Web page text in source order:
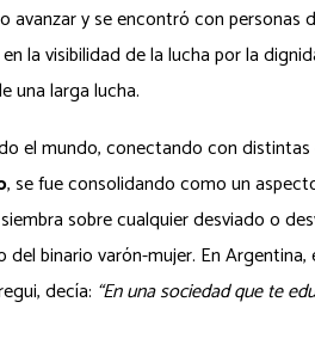
avanzar y se encontró con personas
la visibilidad de la lucha por la
una larga lucha.
el mundo, conectando con
, se fue consolidando como un
sobre cualquier desviado o
binario varón-mujer. En
decía: “En una sociedad que te